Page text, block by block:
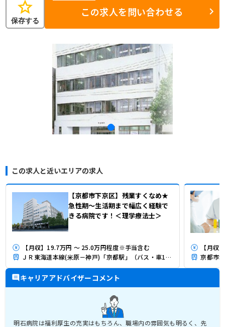
star
保存する
この求人を問い合わせる
この求人と近いエリアの求人
【京都市下京区】残業すくなめ★
急性期～生活期まで幅広く経験で
きる病院です！＜理学療法士＞
【月収】19.7万円 ～ 25.0万円程度※手当含む
ＪＲ東海道本線(米原－神戸)「京都駅」（バス・車15分）
【月収
京都市
キャリアアドバイザーコメント
明石病院は福利厚生の充実はもちろん、職場内の雰囲気も明るく、先